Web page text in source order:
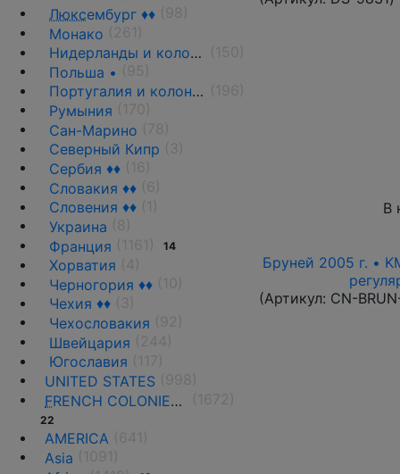
Люксембург ♦♦
Монако
Нидерланды и колонии
Польша •
Португалия и колонии
Румыния
Сан-Марино
Северный Кипр
Сербия ♦♦
Словакия ♦♦
Словения ♦♦
Украина
Франция
14
Хорватия
Черногория ♦♦
Чехия ♦♦
Чехословакия
Швейцария
Югославия
UNITED STATES
FRENCH COLONIES AND THE TERRITORIES
22
AMERICA
Asia
В
Бруней 2005 г. •
(Артикул: CN-